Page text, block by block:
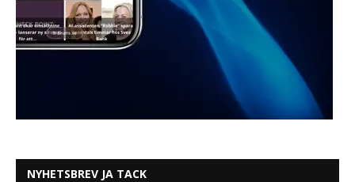
NYHETSBREV JA TACK